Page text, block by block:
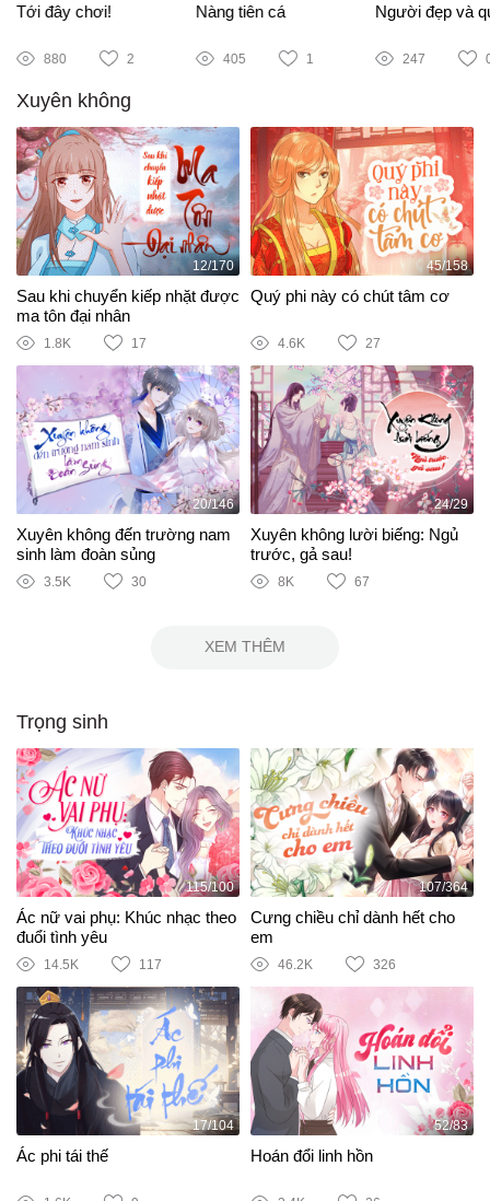
Tới đây chơi!
880 2
Nàng tiên cá
405 1
Người đẹp và
247
Xuyên không
12/170
Sau khi chuyển kiếp nhặt được
ma tôn đại nhân
1.8K 17
45/158
Quý phi này có chút tâm cơ
4.6K 27
20/146
Xuyên không đến trường nam
sinh làm đoàn sủng
3.5K 30
24/29
Xuyên không lười biếng: Ngủ
trước, gả sau!
8K 67
XEM THÊM
Trọng sinh
115/100
Ác nữ vai phụ: Khúc nhạc theo
đuổi tình yêu
14.5K 117
107/364
Cưng chiều chỉ dành hết cho
em
46.2K 326
17/104
Ác phi tái thế
52/83
Hoán đổi linh hồn